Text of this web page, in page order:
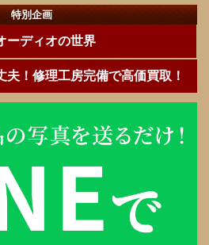
特別企画
ーディオの世界
夫！修理工房完備で高価買取！